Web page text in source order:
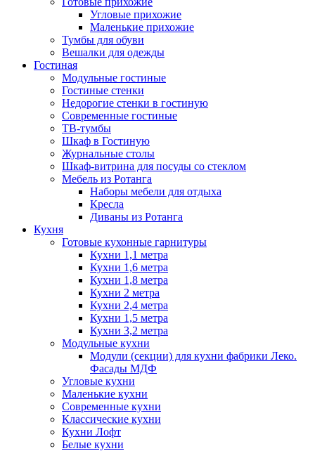
Угловые прихожие
Маленькие прихожие
Тумбы для обуви
Вешалки для одежды
Гостиная
Модульные гостиные
Гостиные стенки
Недорогие стенки в гостиную
Современные гостиные
ТВ-тумбы
Шкаф в Гостиную
Журнальные столы
Шкаф-витрина для посуды со стеклом
Мебель из Ротанга
Наборы мебели для отдыха
Кресла
Диваны из Ротанга
Кухня
Готовые кухонные гарнитуры
Кухни 1,1 метра
Кухни 1,6 метра
Кухни 1,8 метра
Кухни 2 метра
Кухни 2,4 метра
Кухни 1,5 метра
Кухни 3,2 метра
Модульные кухни
Модули (секции) для кухни фабрики Леко.
Фасады МДФ
Угловые кухни
Маленькие кухни
Современные кухни
Классические кухни
Кухни Лофт
Белые кухни